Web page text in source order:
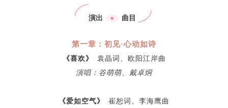
演出 ♥ 曲目
第一章：初见·心动如诗
《喜欢》 袁晶词、欧阳江岸曲
演唱：谷萌萌、戴卓烔
《爱如空气》 崔恕词、李海鹰曲